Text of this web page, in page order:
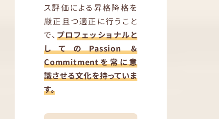
ス評価による昇格降格を
厳正且つ適正に行うこと
で、プロフェッショナルと
してのPassion &
Commitmentを常に意
識させる文化を持っていま
す。